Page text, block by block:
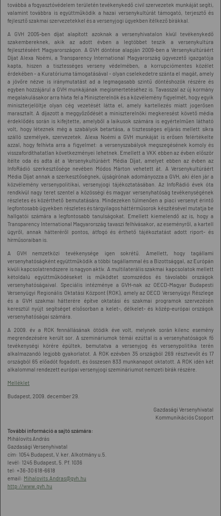
továbbá a fogyasztóvédelem területén tevékenykedő civil szervezetek munkáját segíti,
valamint továbbra is együttműködik a hazai versenykultúrát támogató, terjesztő és
fejlesztő szakmai szervezetekkel és a versenyjogi ügyekben ítélkező bírákkal.
A GVH 2005-ben díjat alapított azoknak a versenyhivatalon kívül tevékenykedő
szakembereknek, akik az adott évben a legtöbbet teszik a versenykultúra
fejlesztéséért Magyarországon. A GVH döntése alapján 2009-ben a Versenykultúráért
Díjat Alexa Noémi, a Transparency International Magyarország ügyvezető igazgatója
kapta, hiszen a tisztességes verseny védelmében, a korrupciómentes közélet
érdekében - a Kuratóriuma támogatásával - olyan cselekedetre szánta el magát, amely
a jövőre nézve is iránymutatást ad a legmagasabb szintű döntéshozók részére és
egyben hozzájárul a GVH munkájának megismertetéséhez is. Tavasszal az új kormány
megalakulásakor arra hívta fel a Miniszterelnök és a közvélemény figyelmét, hogy egyik
miniszterjelöltje olyan cég vezetését látta el, amely kartellezés miatt jogerősen
marasztalt. A díjazott a meggyőződését a miniszterelnöki megkeresést követő média
érdeklődés során is kifejtette, amelyből a laikusok számára is egyértelműen látható
volt, hogy léteznek még a szabályok betartása, a tisztességes eljárás mellett síkra
szálló személyek, szervezetek. Alexa Noémi a GVH munkáját is erősen felértékelte
azzal, hogy felhívta arra a figyelmet: a versenyszabályok megszegésének komoly és
visszafordíthatatlan következményei lehetnek. Emellett a VKK ebben az évben először
ítélte oda és adta át a Versenykultúráért Média Díjat, amelyet ebben az évben az
InfoRádió szerkesztősége nevében Módos Márton vehetett át. A Versenykultúráért
Média Díjat annak a szerkesztőségnek, újságírónak adományozza a GVH, aki élen jár a
közvélemény versenypolitikai, versenyjogi tájékoztatásában. Az InfoRádió évek óta
rendkívül nagy teret szentel a közösségi és magyar versenyhatóság tevékenységének
részletes és közérthető bemutatására. Mindezeken túlmenően a piaci versenyt érintő
legfontosabb ügyekben részletes és tárgyilagos háttérműsorok készítésével mutatja be
hallgatói számára a legfontosabb tanulságokat. Emellett kiemelendő az is, hogy a
Transparency International Magyarország tavaszi felhívásakor, az eseményről, a kartell
ügyről, annak hátteréről pontos, átfogó és érthető tájékoztatást adott riport- és
hírműsoraiban is.
A GVH nemzetközi tevékenysége igen sokrétű. Amellett, hogy tagállami
versenyhatóságként együttműködik a többi tagállammal és a Bizottsággal, az Európán
kívüli kapcsolatrendszere is nagyon aktív. A multilaterális szakmai kapcsolatok mellett
kétoldalú együttműködéseket is működtet szomszédos és távolabbi országok
versenyhatóságaival. Speciális intézménye a GVH-nak az OECD-Magyar Budapesti
Versenyügyi Regionális Oktatási Központ (ROK), amely az OECD Versenyügyi Részlege
és a GVH szakmai hátterére építve oktatási és szakmai programok szervezésén
keresztül nyújt segítséget elsősorban a kelet-, délkelet- és közép-európai országok
versenyhatóságai számára.
A 2009. év a ROK fennállásának ötödik éve volt, melynek során kilenc esemény
megrendezésére került sor. A szemináriumok témái ezúttal is a versenyhatóságok fő
tevékenységi körére épültek, bemutatva a versenyjog és versenypolitika terén
alkalmazandó legjobb gyakorlatot. A ROK ezévben 35 országból 269 résztvevőt és 17
országból 65 előadót fogadott, és összesen 833 munkanapot oktatott. A ROK idén két
alkalommal rendezett európai versenyjogi szemináriumot nemzeti bírák részére.
Melléklet
Budapest, 2009. december 29.
Gazdasági Versenyhivatal
Kommunikációs Csoport
További információ a sajtó számára:
Mihálovits András
Gazdasági Versenyhivatal
cím: 1054 Budapest, V. ker. Alkotmány u.5.
levél: 1245 Budapest, 5. Pf. 1036
tel: +36-30 618-6618
email: Mihalovits.Andras@gvh.hu
http://www.gvh.hu